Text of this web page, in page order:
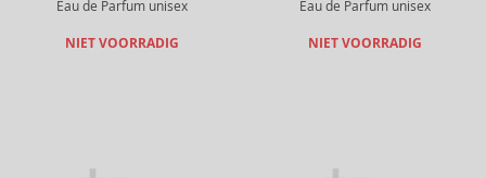
Eau de Parfum unisex
NIET VOORRADIG
Eau de Parfum unisex
NIET VOORRADIG